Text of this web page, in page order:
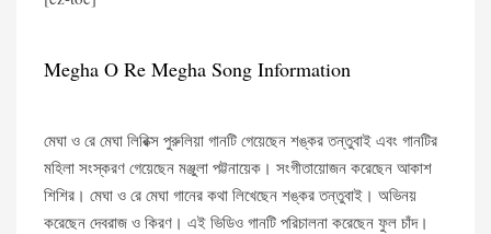
Megha O Re Megha Song Information
মেঘা ও রে মেঘা লিরিক্স পুরুলিয়া গানটি গেয়েছেন শঙ্কর তন্তুবাই এবং গানটির
মহিলা সংস্করণ গেয়েছেন মঞ্জুলা পট্টনায়েক। সংগীতায়োজন করেছেন আকাশ
শিশির। মেঘা ও রে মেঘা গানের কথা লিখেছেন শঙ্কর তন্তুবাই। অভিনয়
করেছেন দেবরাজ ও কিরণ। এই ভিডিও গানটি পরিচালনা করেছেন ফুল চাঁদ।